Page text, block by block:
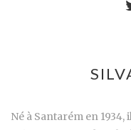
Né à Santarém en